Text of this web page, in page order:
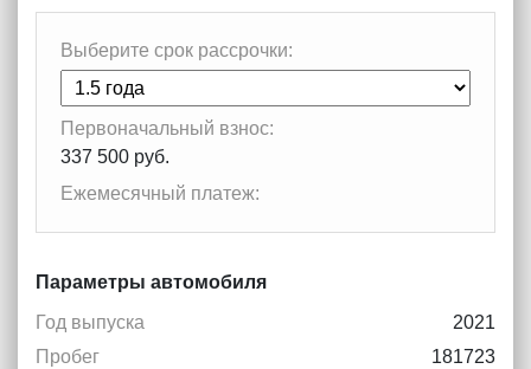
Выберите срок рассрочки:
Первоначальный взнос:
337 500 руб.
Ежемесячный платеж:
Параметры автомобиля
Год выпуска
2021
Пробег
181723